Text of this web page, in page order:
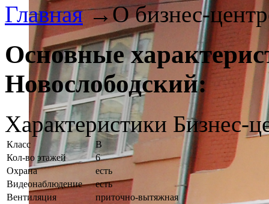
Главная →О бизнес-
Основные
Новослободский:
Характеристики Бизнес-
Класс
B
Кол-во этажей
6
Охрана
есть
Видеонаблюдение
есть
Вентиляция
приточно-вытяжная